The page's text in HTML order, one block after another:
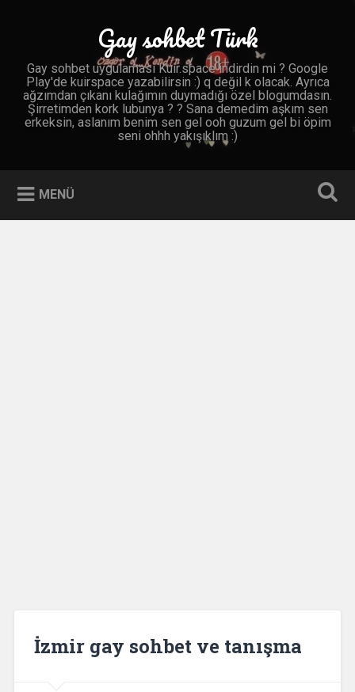
Gay sohbet Türk
Gay sohbet uygulaması Kuir.space indirdin mi ? Google
Play'de kuirspace yazabilirsin :) q değil k olacak. Ayrıca
ağzımdan çıkanı kulağımın duymadığı özel blogumdasın.
Şirretimden kork lubunya ? ? Sana demedim aşkım sen
erkeksin, aslanım benim sen gel ooh guzum gel bi öpim
seni ohhh yakışıklım :)
MENÜ
İzmir gay sohbet ve tanışma